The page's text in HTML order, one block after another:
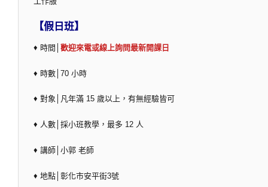
【假日班】
♦ 時間│ 歡迎來電或線上詢問最新開課日
♦ 時數│70 小時
♦ 對象│凡年滿 15 歲以上，有無經驗皆可
♦ 人數│採小班教學，最多 12 人
♦ 講師│小郭 老師
♦ 地點│彰化市安平街3號